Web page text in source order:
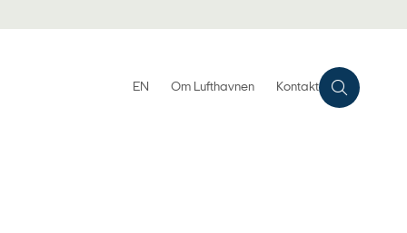
EN Om Lufthavnen Kontakt